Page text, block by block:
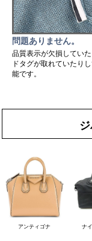
問題ありません。
品質表示が欠損してい
ドタグが取れていたり
能です。
アンティゴナ ナ